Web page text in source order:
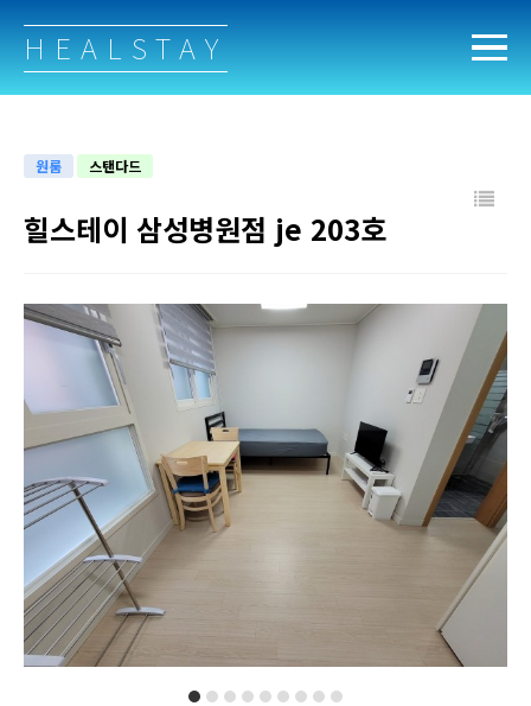
HEALSTAY
원룸 스탠다드
힐스테이 삼성병원점 je 203호